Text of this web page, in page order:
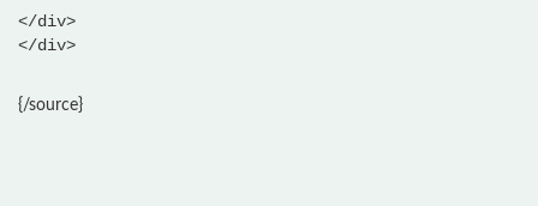
</div>
</div>
{/source}